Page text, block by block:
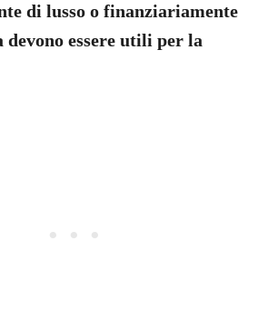
di lusso o finanziariamente
essere utili per la